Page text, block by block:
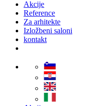
Akcije
Reference
Za arhitekte
Izložbeni saloni
kontakt